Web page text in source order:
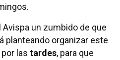
Avispa un zumbido de que
planteando organizar este
las tardes, para que